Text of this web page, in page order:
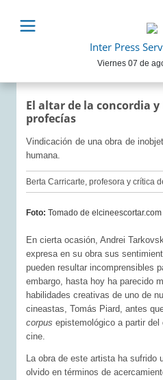
Inter Press
Viernes 07 de
El altar de la concordia y
profecías
Vindicación de una obra de
humana.
Berta Carricarte, profesora y crítica
Foto:Tomado de elcineescortar.com
En cierta ocasión, Andrei
expresa en su obra sus
pueden resultar incomprensibles
embargo, hasta hoy ha parecido
habilidades creativas de uno de
cineastas, Tomás Piard, antes
corpus epistemológico a partir
cine.
La obra de este artista ha sufrido
olvido en términos de